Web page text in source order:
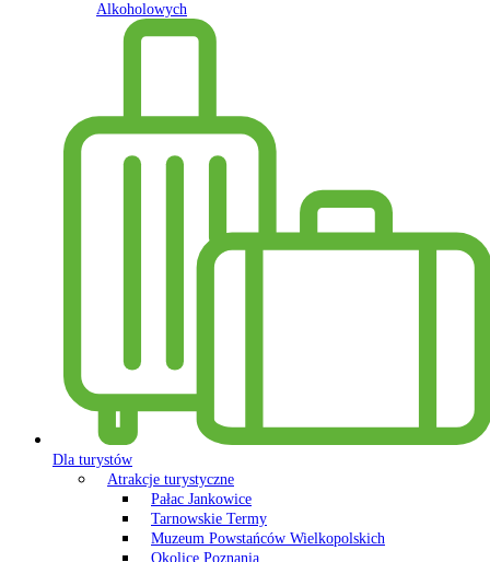
Alkoholowych
Dla turystów
Atrakcje turystyczne
Pałac Jankowice
Tarnowskie Termy
Muzeum Powstańców Wielkopolskich
Okolice Poznania